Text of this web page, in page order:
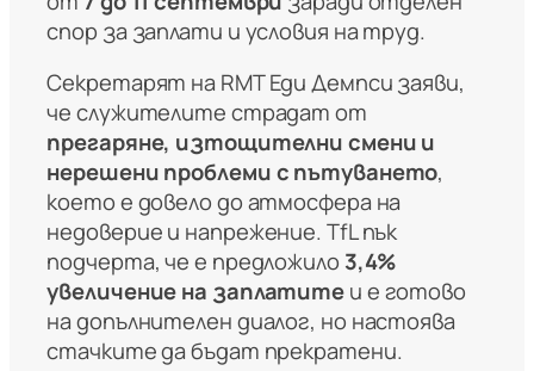
спор за заплати и условия на труд.
Секретарят на RMT Еди Демпси заяви,
че служителите страдат от
прегаряне, изтощителни смени и
нерешени проблеми с пътуването,
което е довело до атмосфера на
недоверие и напрежение. TfL пък
подчерта, че е предложило 3,4%
увеличение на заплатитеи е готово
на допълнителен диалог, но настоява
стачките да бъдат прекратени.